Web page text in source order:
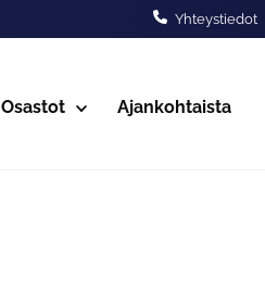
Osastot Ajankohtaista
Yhteystiedot